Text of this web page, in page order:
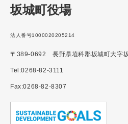
坂城町役場
法人番号1000020205214
〒389-0692 長野県埴科郡坂城町大字
Tel:0268-82-3111
Fax:0268-82-8307